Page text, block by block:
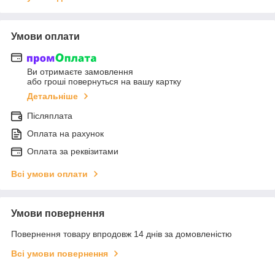
Умови оплати
Ви отримаєте замовлення
або гроші повернуться на вашу картку
Детальніше
Післяплата
Оплата на рахунок
Оплата за реквізитами
Всі умови оплати
Умови повернення
Повернення товару впродовж 14 днів за домовленістю
Всі умови повернення